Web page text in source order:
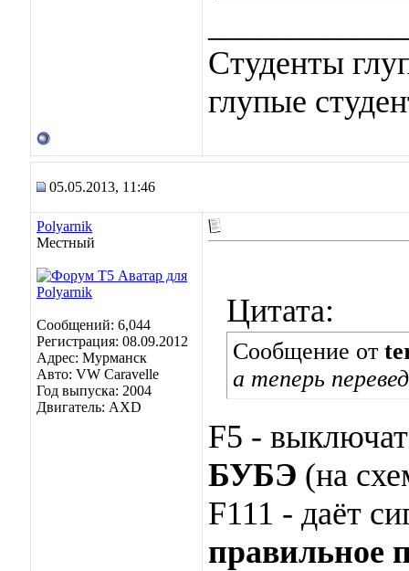
Студенты
глупые
05.05.2013, 11:46
Polyarnik
Местный
Сообщений: 6,044
Регистрация: 08.09.2012
Адрес: Мурманск
Авто: VW Caravelle
Год выпуска: 2004
Двигатель: AXD
Цитата:
Сообщение от
а теперь
F5 -
БУБЭ (на
F111 - даёт
правильное